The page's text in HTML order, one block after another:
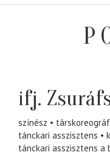
ifj.
színész
tánckari asszisztens
tánckari asszisztens a